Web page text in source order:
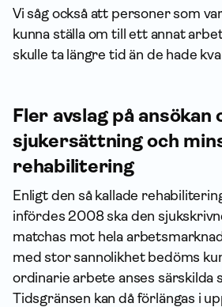
Vi såg också att personer som
kunna ställa om till ett annat
skulle ta längre tid än de hade
Fler avslag på ansökan
sjukersättning och
rehabilitering
Enligt den så kallade
infördes 2008 ska den
matchas mot hela
med stor sannolikhet bedöms
ordinarie arbete anses särskilda
Tidsgränsen kan då förlängas i